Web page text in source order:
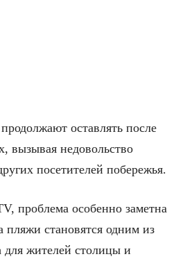
оставлять после
вызывая недовольство
посетителей побережья.
проблема особенно заметна
пляжи становятся одним из
для жителей столицы и